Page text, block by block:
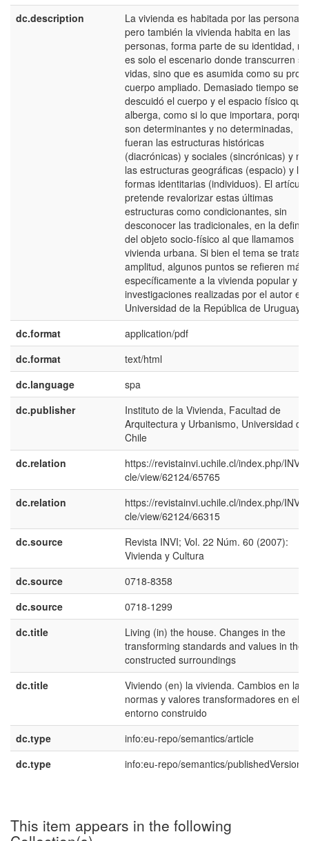
dc.description
La vivienda es habitada por las personas,
pero también la vivienda habita en las
personas, forma parte de su identidad, no
es solo el escenario donde transcurren
vidas, sino que es asumida como su
cuerpo ampliado. Demasiado tiempo se
descuidó el cuerpo y el espacio físico
alberga, como si lo que importara, porque
son determinantes y no determinadas,
fueran las estructuras históricas
(diacrónicas) y sociales (sincrónicas) y no
las estructuras geográficas (espacio) y las
formas identitarias (individuos). El artículo
pretende revalorizar estas últimas
estructuras como condicionantes, sin
desconocer las tradicionales, en la
del objeto socio-físico al que llamamos
vivienda urbana. Si bien el tema se trata
amplitud, algunos puntos se refieren más
específicamente a la vivienda popular y a
investigaciones realizadas por el autor en
Universidad de la República de Uruguay.
dc.format
application/pdf
dc.format
text/html
dc.language
spa
dc.publisher
Instituto de la Vivienda, Facultad de
Arquitectura y Urbanismo, Universidad de
Chile
dc.relation
https://revistainvi.uchile.cl/index.php/INVI/
cle/view/62124/65765
dc.relation
https://revistainvi.uchile.cl/index.php/INVI/
cle/view/62124/66315
dc.source
Revista INVI; Vol. 22 Núm. 60 (2007):
Vivienda y Cultura
dc.source
0718-8358
dc.source
0718-1299
dc.title
Living (in) the house. Changes in the
transforming standards and values in the
constructed surroundings
dc.title
Viviendo (en) la vivienda. Cambios en las
normas y valores transformadores en el
entorno construido
dc.type
info:eu-repo/semantics/article
dc.type
info:eu-repo/semantics/publishedVersion
This item appears in the following